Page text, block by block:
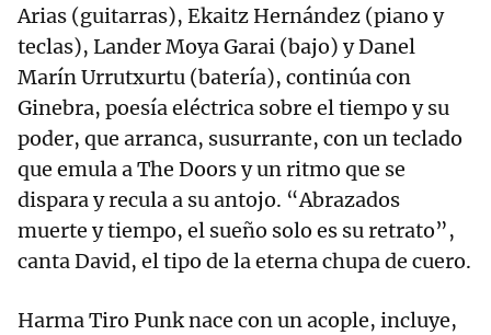
Arias (guitarras), Ekaitz Hernández (piano y
teclas), Lander Moya Garai (bajo) y Danel
Marín Urrutxurtu (batería), continúa con
Ginebra, poesía eléctrica sobre el tiempo y su
poder, que arranca, susurrante, con un teclado
que emula a The Doors y un ritmo que se
dispara y recula a su antojo. “Abrazados
muerte y tiempo, el sueño solo es su retrato”,
canta David, el tipo de la eterna chupa de cuero.
Harma Tiro Punk nace con un acople, incluye,